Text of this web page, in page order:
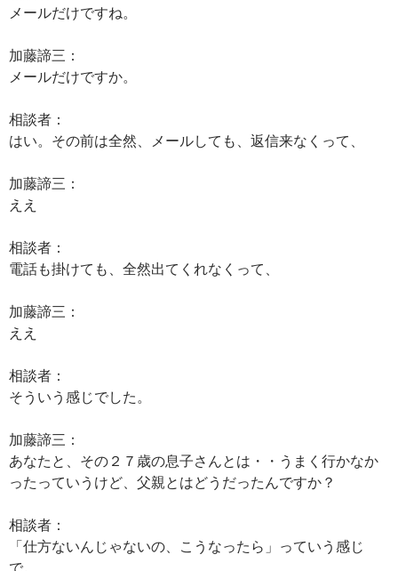
メールだけですね。
加藤諦三：
メールだけですか。
相談者：
はい。その前は全然、メールしても、返信来なくって、
加藤諦三：
ええ
相談者：
電話も掛けても、全然出てくれなくって、
加藤諦三：
ええ
相談者：
そういう感じでした。
加藤諦三：
あなたと、その２７歳の息子さんとは・・うまく行かなか
ったっていうけど、父親とはどうだったんですか？
相談者：
「仕方ないんじゃないの、こうなったら」っていう感じ
で。